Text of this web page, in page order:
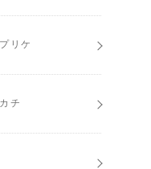
リケ
チ